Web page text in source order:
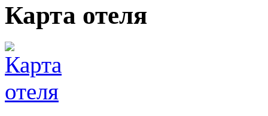
Карта отеля